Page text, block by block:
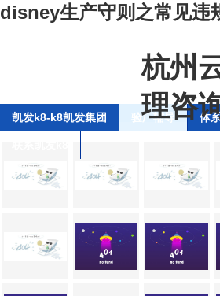
disney生产守则之常见违
杭州
理咨
凯发k8-k8凯发集团 验厂辅导 体